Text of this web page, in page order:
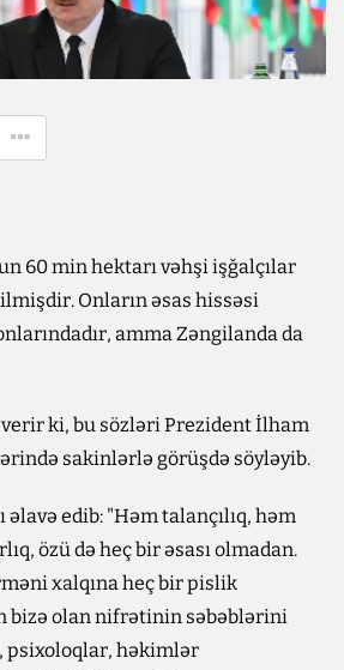
60 min hektarı vəhşi işğalçılar
Onların əsas hissəsi
amma Zəngilanda da
ki, bu sözləri Prezident İlham
sakinlərlə görüşdə söyləyib.
əlavə edib: "Həm talançılıq, həm
özü də heç bir əsası olmadan.
xalqına heç bir pislik
bizə olan nifrətinin səbəblərini
psixoloqlar, həkimlər